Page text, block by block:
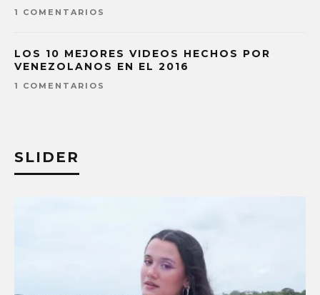
1 COMENTARIOS
LOS 10 MEJORES VIDEOS HECHOS POR
VENEZOLANOS EN EL 2016
1 COMENTARIOS
SLIDER